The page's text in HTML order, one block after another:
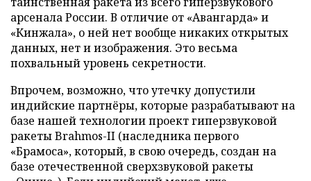
арсенала России. В отличие от «Авангарда» и
«Кинжала», о ней нет вообще никаких открытых
данных, нет и изображения. Это весьма
похвальный уровень секретности.
Впрочем, возможно, что утечку допустили
индийские партнёры, которые разрабатывают на
базе нашей технологии проект гиперзвуковой
ракеты Brahmos-II (наследника первого
«Брамоса», который, в свою очередь, создан на
базе отечественной сверхзвуковой ракеты